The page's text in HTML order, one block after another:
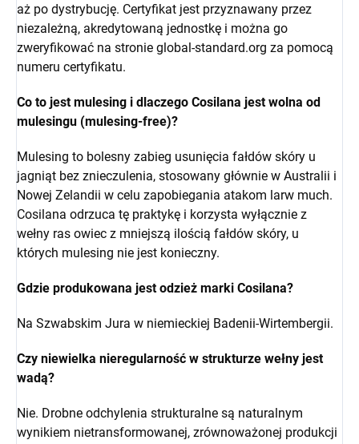
aż po dystrybucję. Certyfikat jest przyznawany przez
niezależną, akredytowaną jednostkę i można go
zweryfikować na stronie global-standard.org za pomocą
numeru certyfikatu.
Co to jest mulesing i dlaczego Cosilana jest wolna od
mulesingu (mulesing-free)?
Mulesing to bolesny zabieg usunięcia fałdów skóry u
jagniąt bez znieczulenia, stosowany głównie w Australii i
Nowej Zelandii w celu zapobiegania atakom larw much.
Cosilana odrzuca tę praktykę i korzysta wyłącznie z
wełny ras owiec z mniejszą ilością fałdów skóry, u
których mulesing nie jest konieczny.
Gdzie produkowana jest odzież marki Cosilana?
Na Szwabskim Jura w niemieckiej Badenii-Wirtembergii.
Czy niewielka nieregularność w strukturze wełny jest
wadą?
Nie. Drobne odchylenia strukturalne są naturalnym
wynikiem nietransformowanej, zrównoważonej produkcji